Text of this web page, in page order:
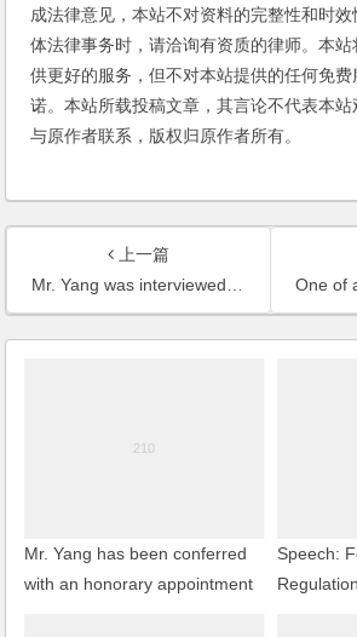
成法律意见，本站不对资料的完整性和时
体法律事务时，请洽询有资质的律师。本
供更好的服务，但不对本站提供的任何免
诺。本站所载投稿文章，其言论不代表本
与原作者联系，版权归原作者所有。
上一篇
Mr. Yang was interviewed by the reporters of China Business Network Daily, on the issues of abuse of intellectual property and anti-monopoly
One of articles written by Chambers
Mr. Yang has been conferred
with an honorary appointment
Speech: